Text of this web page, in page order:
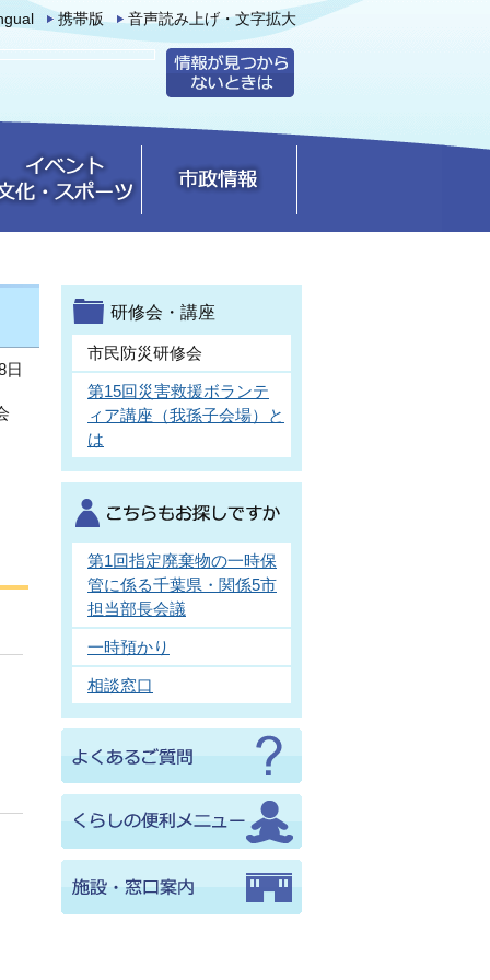
携帯版 音声読み上げ・文字拡大
日
研修会・講座
市民防災研修会
第15回災害救援ボランテ
ィア講座（我孫子会場）と
は
第1回指定廃棄物の一時保
管に係る千葉県・関係5市
担当部長会議
一時預かり
相談窓口